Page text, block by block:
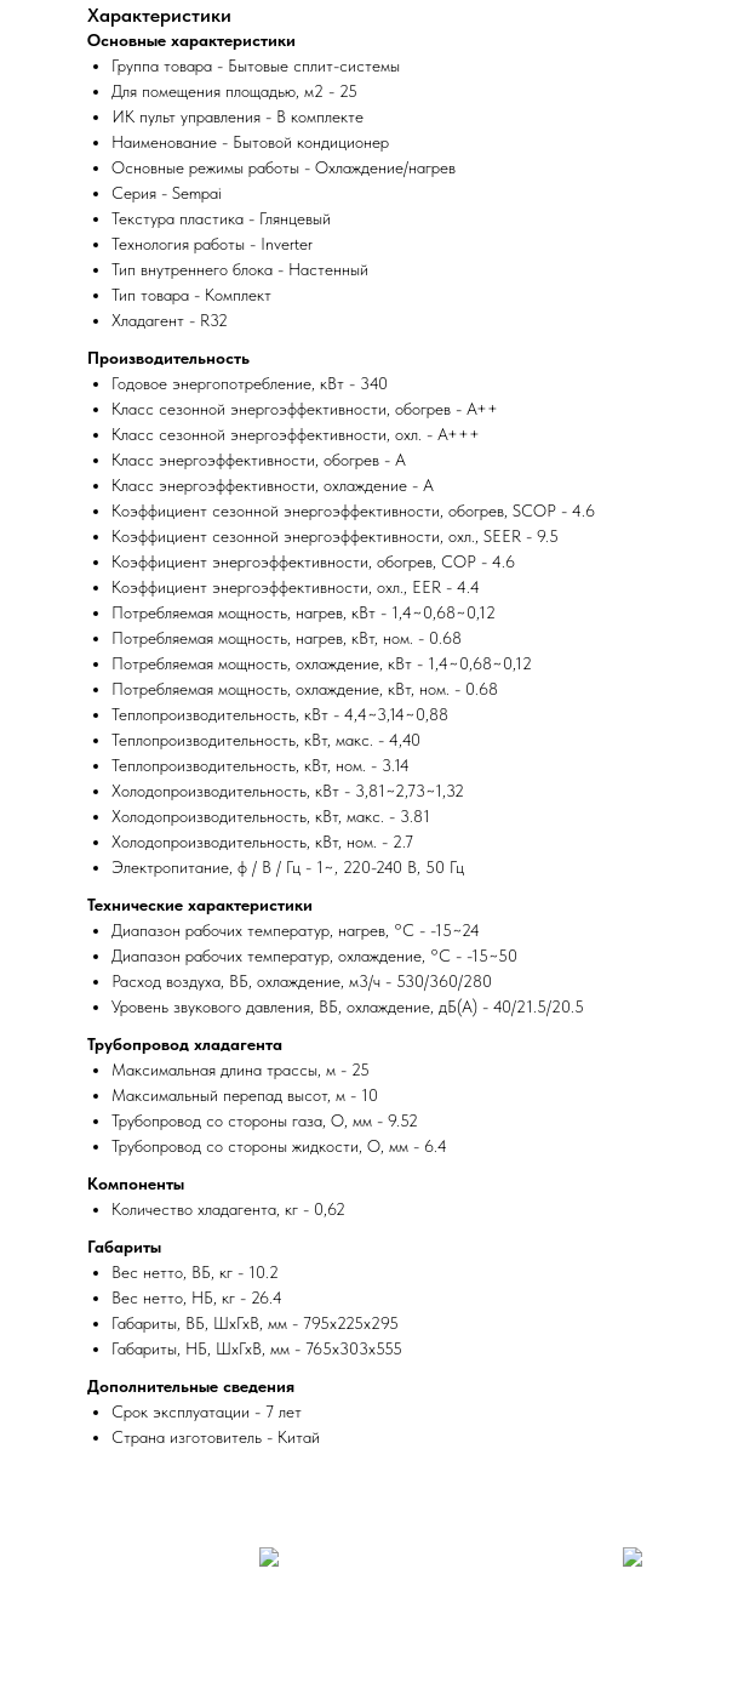
Характеристики
Основные характеристики
Группа товара - Бытовые сплит-системы
Для помещения площадью, м2 - 25
ИК пульт управления - В комплекте
Наименование - Бытовой кондиционер
Основные режимы работы - Охлаждение/нагрев
Серия - Sempai
Текстура пластика - Глянцевый
Технология работы - Inverter
Тип внутреннего блока - Настенный
Тип товара - Комплект
Хладагент - R32
Производительность
Годовое энергопотребление, кВт - 340
Класс сезонной энергоэффективности, обогрев - A++
Класс сезонной энергоэффективности, охл. - A+++
Класс энергоэффективности, обогрев - A
Класс энергоэффективности, охлаждение - A
Коэффициент сезонной энергоэффективности, обогрев, SCOP - 4.6
Коэффициент сезонной энергоэффективности, охл., SEER - 9.5
Коэффициент энергоэффективности, обогрев, COP - 4.6
Коэффициент энергоэффективности, охл., EER - 4.4
Потребляемая мощность, нагрев, кВт - 1,4~0,68~0,12
Потребляемая мощность, нагрев, кВт, ном. - 0.68
Потребляемая мощность, охлаждение, кВт - 1,4~0,68~0,12
Потребляемая мощность, охлаждение, кВт, ном. - 0.68
Теплопроизводительность, кВт - 4,4~3,14~0,88
Теплопроизводительность, кВт, макс. - 4,40
Теплопроизводительность, кВт, ном. - 3.14
Холодопроизводительность, кВт - 3,81~2,73~1,32
Холодопроизводительность, кВт, макс. - 3.81
Холодопроизводительность, кВт, ном. - 2.7
Электропитание, ф / В / Гц - 1~, 220-240 В, 50 Гц
Технические характеристики
Диапазон рабочих температур, нагрев, °C - -15~24
Диапазон рабочих температур, охлаждение, °C - -15~50
Расход воздуха, ВБ, охлаждение, м3/ч - 530/360/280
Уровень звукового давления, ВБ, охлаждение, дБ(А) - 40/21.5/20.5
Трубопровод хладагента
Максимальная длина трассы, м - 25
Максимальный перепад высот, м - 10
Трубопровод со стороны газа, O, мм - 9.52
Трубопровод со стороны жидкости, O, мм - 6.4
Компоненты
Количество хладагента, кг - 0,62
Габариты
Вес нетто, ВБ, кг - 10.2
Вес нетто, НБ, кг - 26.4
Габариты, ВБ, ШхГхВ, мм - 795x225x295
Габариты, НБ, ШхГхВ, мм - 765x303x555
Дополнительные сведения
Срок эксплуатации - 7 лет
Страна изготовитель - Китай